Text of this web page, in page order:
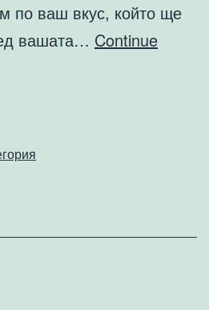
по ваш вкус, който ще
вашата… Continue